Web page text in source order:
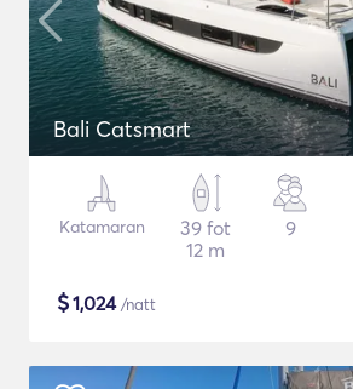
Bali Catsmart
Katamaran
39 fot
12 m
9
$1,024/natt